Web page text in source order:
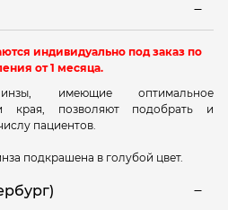
индивидуально под заказ по
от 1 месяца.
имеющие оптимальное
края, позволяют подобрать и
пациентов.
подкрашена в голубой цвет.